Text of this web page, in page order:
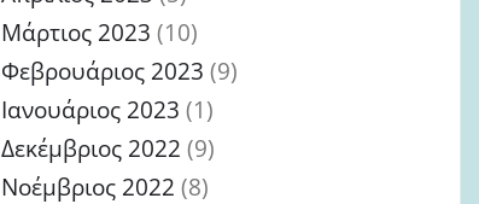
Μάρτιος 2023 (10)
Φεβρουάριος 2023 (9)
Ιανουάριος 2023 (1)
Δεκέμβριος 2022 (9)
Νοέμβριος 2022 (8)